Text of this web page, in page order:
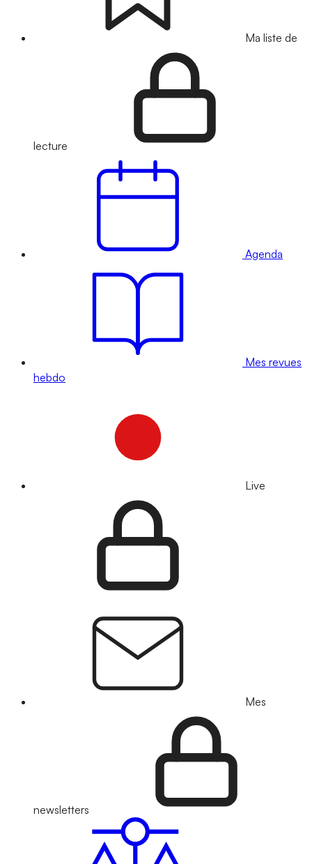
Ma liste de
lecture
Agenda
Mes revues
hebdo
Live
Mes
newsletters